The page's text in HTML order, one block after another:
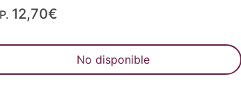
12,70€
No disponible